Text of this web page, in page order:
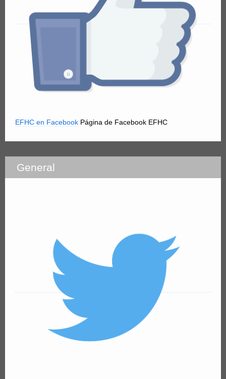
EFHC en Facebook Página de Facebook EFHC
General